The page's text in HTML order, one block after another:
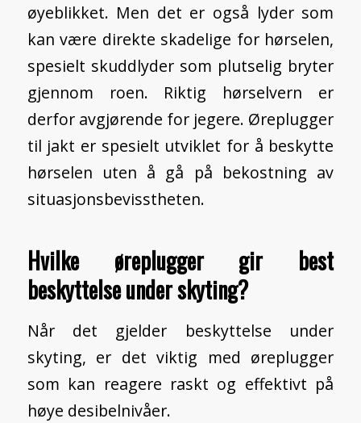
øyeblikket. Men det er også lyder som
kan være direkte skadelige for hørselen,
spesielt skuddlyder som plutselig bryter
gjennom roen. Riktig hørselvern er
derfor avgjørende for jegere. Øreplugger
til jakt er spesielt utviklet for å beskytte
hørselen uten å gå på bekostning av
situasjonsbevisstheten.
Hvilke øreplugger gir best
beskyttelse under skyting?
Når det gjelder beskyttelse under
skyting, er det viktig med øreplugger
som kan reagere raskt og effektivt på
høye desibelnivåer.